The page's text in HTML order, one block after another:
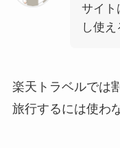
サイト
し使え
楽天トラベルでは
旅行するには使わ